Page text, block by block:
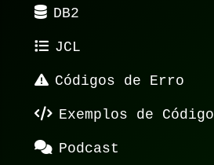
DB2
JCL
Códigos de Erro
Exemplos de Código
Podcast